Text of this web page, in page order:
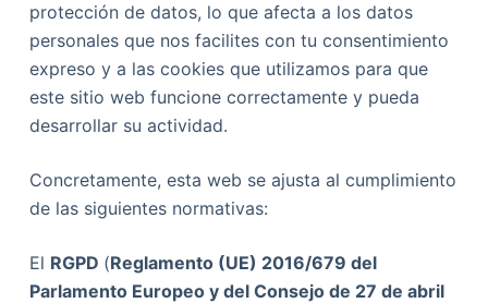
protección de datos, lo que afecta a los datos
personales que nos facilites con tu consentimiento
expreso y a las cookies que utilizamos para que
este sitio web funcione correctamente y pueda
desarrollar su actividad.
Concretamente, esta web se ajusta al cumplimiento
de las siguientes normativas:
El RGPD (Reglamento (UE) 2016/679 del
Parlamento Europeo y del Consejo de 27 de abril